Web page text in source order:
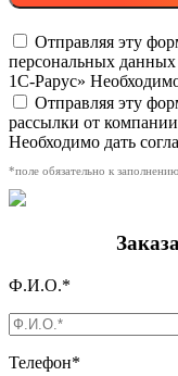
Отправляя эту
персональных
1С-Рарус»
Отправляя эту
рассылки от
Необходимо дать
*поле обязательно к заполнению
Ф.И.О.*
Телефон*